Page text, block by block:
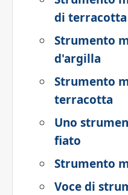
di terracotta
Strumento
d'argilla
Strumento
terracotta
Uno
fiato
Strumento
Voce di